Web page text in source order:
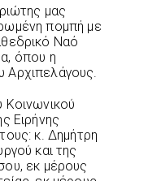
μας
πομπή με
Ναό
όπου η
Αρχιπελάγους.
Ειρήνης
κ. Δημήτρη
και της
εκ μέρους